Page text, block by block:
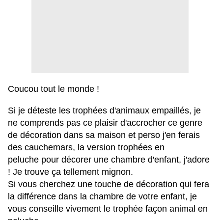
Coucou tout le monde !
Si je déteste les trophées d'animaux empaillés, je
ne comprends pas ce plaisir d'accrocher ce genre
de décoration dans sa maison et perso j'en ferais
des cauchemars, la version trophées en
peluche pour décorer une chambre d'enfant, j'adore
! Je trouve ça tellement mignon.
Si vous cherchez une touche de décoration qui fera
la différence dans la chambre de votre enfant, je
vous conseille vivement le trophée façon animal en